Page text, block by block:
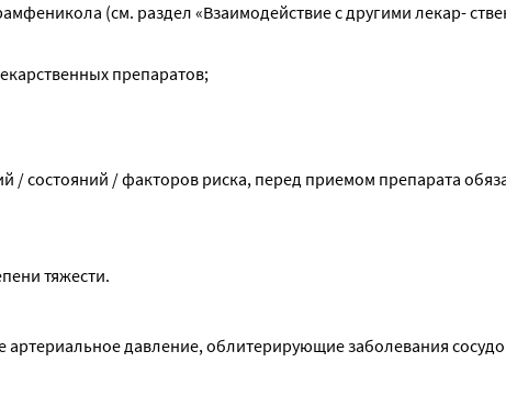
(см. раздел «Взаимодействие с другими лекар-
препаратов;
/ состояний / факторов риска, перед приемом препарата
тяжести.
давление, облитерирующие заболевания